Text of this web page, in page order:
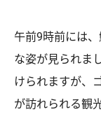
午前9時前には
な姿が見られま
けられますが、
が訪れられる観